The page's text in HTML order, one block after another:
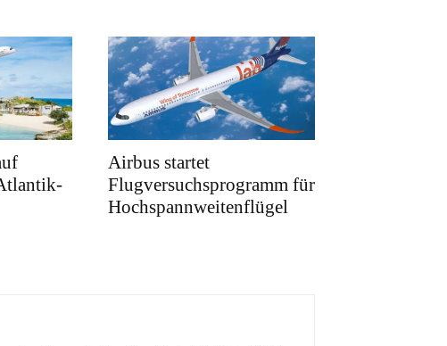
Airbus startet
Flugversuchsprogramm für
Hochspannweitenflügel